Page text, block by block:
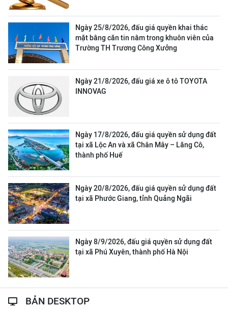
Ngày 25/8/2026, đấu giá quyền khai thác
mặt bằng căn tin nằm trong khuôn viên của
Trường TH Trương Công Xưởng
Ngày 21/8/2026, đấu giá xe ô tô TOYOTA
INNOVAG
Ngày 17/8/2026, đấu giá quyền sử dụng đất
tại xã Lộc An và xã Chân Mây – Lăng Cô,
thành phố Huế
Ngày 20/8/2026, đấu giá quyền sử dụng đất
tại xã Phước Giang, tỉnh Quảng Ngãi
Ngày 8/9/2026, đấu giá quyền sử dụng đất
tại xã Phú Xuyên, thành phố Hà Nội
BẢN DESKTOP